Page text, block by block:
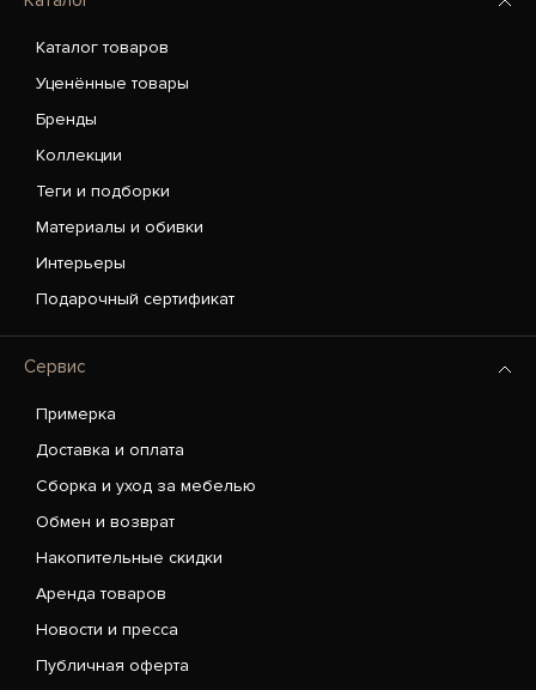
Каталог товаров
Уценённые товары
Бренды
Коллекции
Теги и подборки
Материалы и обивки
Интерьеры
Подарочный сертификат
Сервис
Примерка
Доставка и оплата
Сборка и уход за мебелью
Обмен и возврат
Накопительные скидки
Аренда товаров
Новости и пресса
Публичная оферта